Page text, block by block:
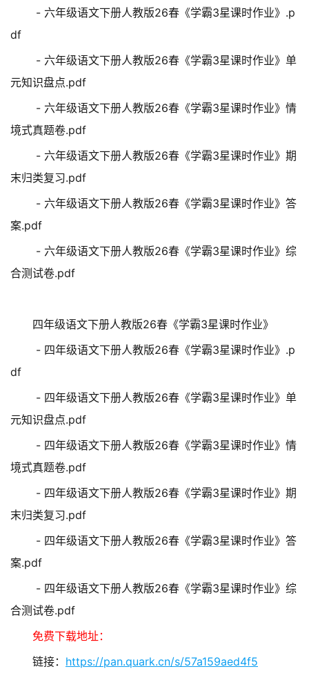
- 六年级语文下册人教版26春《学霸3星课时作业》.p
df
- 六年级语文下册人教版26春《学霸3星课时作业》单
元知识盘点.pdf
- 六年级语文下册人教版26春《学霸3星课时作业》情
境式真题卷.pdf
- 六年级语文下册人教版26春《学霸3星课时作业》期
末归类复习.pdf
- 六年级语文下册人教版26春《学霸3星课时作业》答
案.pdf
- 六年级语文下册人教版26春《学霸3星课时作业》综
合测试卷.pdf
四年级语文下册人教版26春《学霸3星课时作业》
- 四年级语文下册人教版26春《学霸3星课时作业》.p
df
- 四年级语文下册人教版26春《学霸3星课时作业》单
元知识盘点.pdf
- 四年级语文下册人教版26春《学霸3星课时作业》情
境式真题卷.pdf
- 四年级语文下册人教版26春《学霸3星课时作业》期
末归类复习.pdf
- 四年级语文下册人教版26春《学霸3星课时作业》答
案.pdf
- 四年级语文下册人教版26春《学霸3星课时作业》综
合测试卷.pdf
免费下载地址：
链接： https://pan.quark.cn/s/57a159aed4f5